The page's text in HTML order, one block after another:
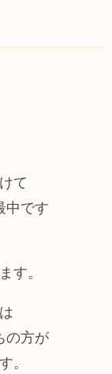
て
中です
す。
の方が
。